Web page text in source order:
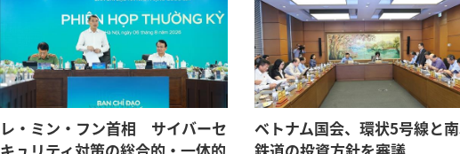
レ・ミン・フン首相 サイバーセ
ベトナム国会、環状5号線と